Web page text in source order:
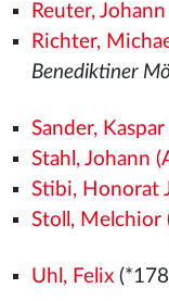
Reuter,
Richter,
Benediktiner
Sander, Kaspar
Stahl, Johann
Stibi, Honorat
Stoll, Melchior
Uhl, Felix